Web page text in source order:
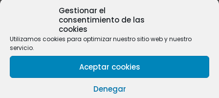
Gestionar el
consentimiento de las
cookies
Utilizamos cookies para optimizar nuestro sitio web y nuestro
servicio.
Aceptar cookies
Denegar
Podemos cortar el largo de la tabla según sus
necesidades,póngase en contacto con nosotros
Productos relacionados